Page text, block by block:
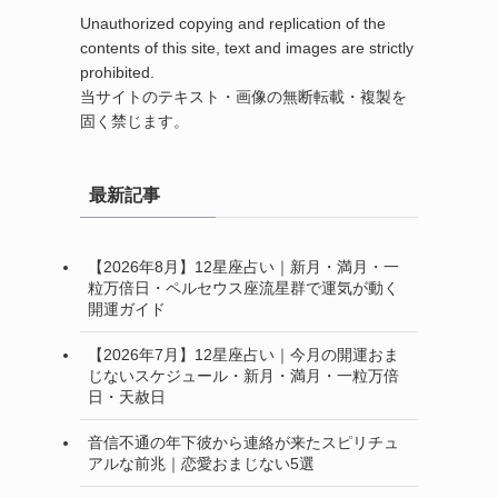
Unauthorized copying and replication of the
contents of this site, text and images are strictly
prohibited.
当サイトのテキスト・画像の無断転載・複製を
固く禁じます。
最新記事
【2026年8月】12星座占い｜新月・満月・一
粒万倍日・ペルセウス座流星群で運気が動く
開運ガイド
【2026年7月】12星座占い｜今月の開運おま
じないスケジュール・新月・満月・一粒万倍
日・天赦日
音信不通の年下彼から連絡が来たスピリチュ
アルな前兆｜恋愛おまじない5選